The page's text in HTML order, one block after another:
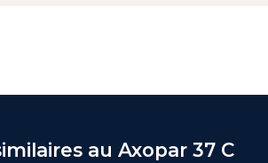
au Axopar 37 C